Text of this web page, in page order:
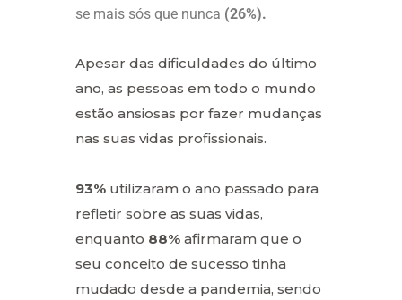
se mais sós que nunca (26%).
Apesar das dificuldades do último
ano, as pessoas em todo o mundo
estão ansiosas por fazer mudanças
nas suas vidas profissionais.
93% utilizaram o ano passado para
refletir sobre as suas vidas,
enquanto 88% afirmaram que o
seu conceito de sucesso tinha
mudado desde a pandemia, sendo